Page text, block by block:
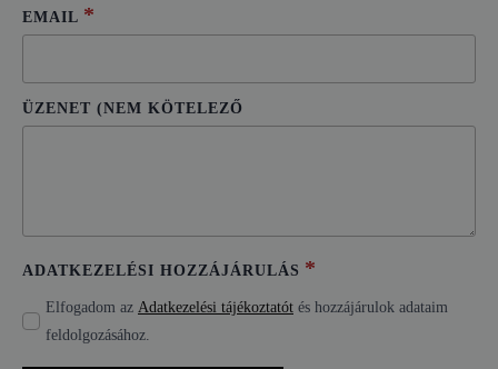
EMAIL *
ÜZENET (NEM KÖTELEZŐ
ADATKEZELÉSI HOZZÁJÁRULÁS *
Elfogadom az Adatkezelési tájékoztatót és hozzájárulok adataim
feldolgozásához.